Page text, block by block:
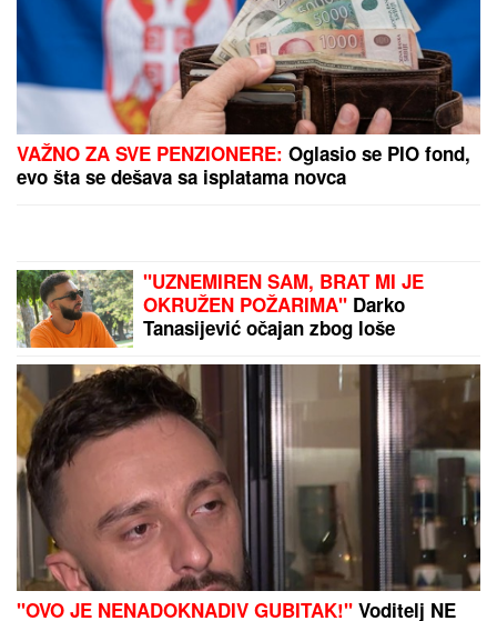
VAŽNO ZA SVE PENZIONERE: Oglasio se PIO fond,
evo šta se dešava sa isplatama novca
"UZNEMIREN SAM, BRAT MI JE
OKRUŽEN POŽARIMA" Darko
Tanasijević očajan zbog loše
SU EVAKUISANI", otkrio koje
informacije ima
"OVO JE NENADOKNADIV GUBITAK!" Voditelj NE